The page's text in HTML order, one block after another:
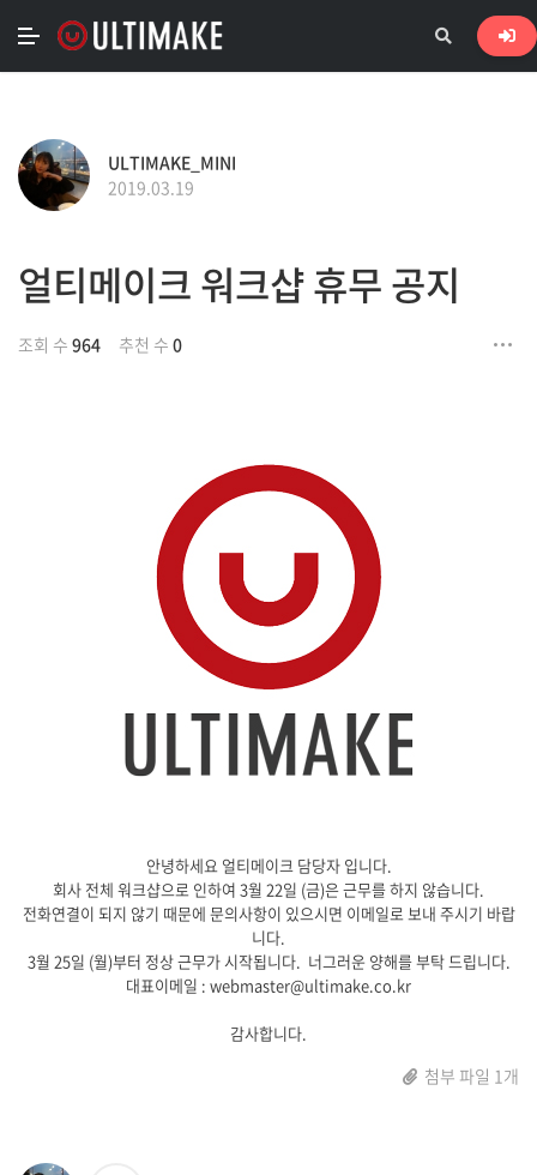
ULTIMAKE_MINI
2019.03.19
얼티메이크 워크샵 휴무 공지
조회 수 964 추천 수 0
안녕하세요 얼티메이크 담당자 입니다.
회사 전체 워크샵으로 인하여 3월 22일 (금)은 근무를 하지 않습니다.
전화연결이 되지 않기 때문에 문의사항이 있으시면 이메일로 보내 주시기 바랍
니다.
3월 25일 (월)부터 정상 근무가 시작됩니다. 너그러운 양해를 부탁 드립니다.
대표이메일 : webmaster@ultimake.co.kr
감사합니다.
첨부 파일 1개